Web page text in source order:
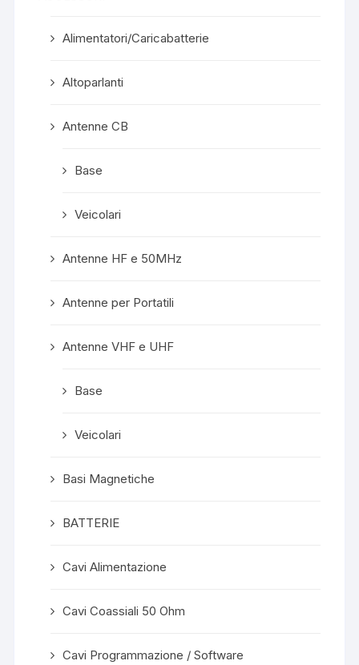
Alimentatori/Caricabatterie
Altoparlanti
Antenne CB
Base
Veicolari
Antenne HF e 50MHz
Antenne per Portatili
Antenne VHF e UHF
Base
Veicolari
Basi Magnetiche
BATTERIE
Cavi Alimentazione
Cavi Coassiali 50 Ohm
Cavi Programmazione / Software